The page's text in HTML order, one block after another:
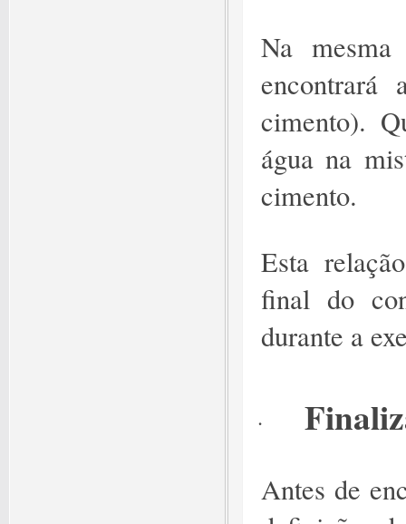
Na
encontrará
cimento).
água na
cimento.
Esta
final do
durante a
·
Antes de